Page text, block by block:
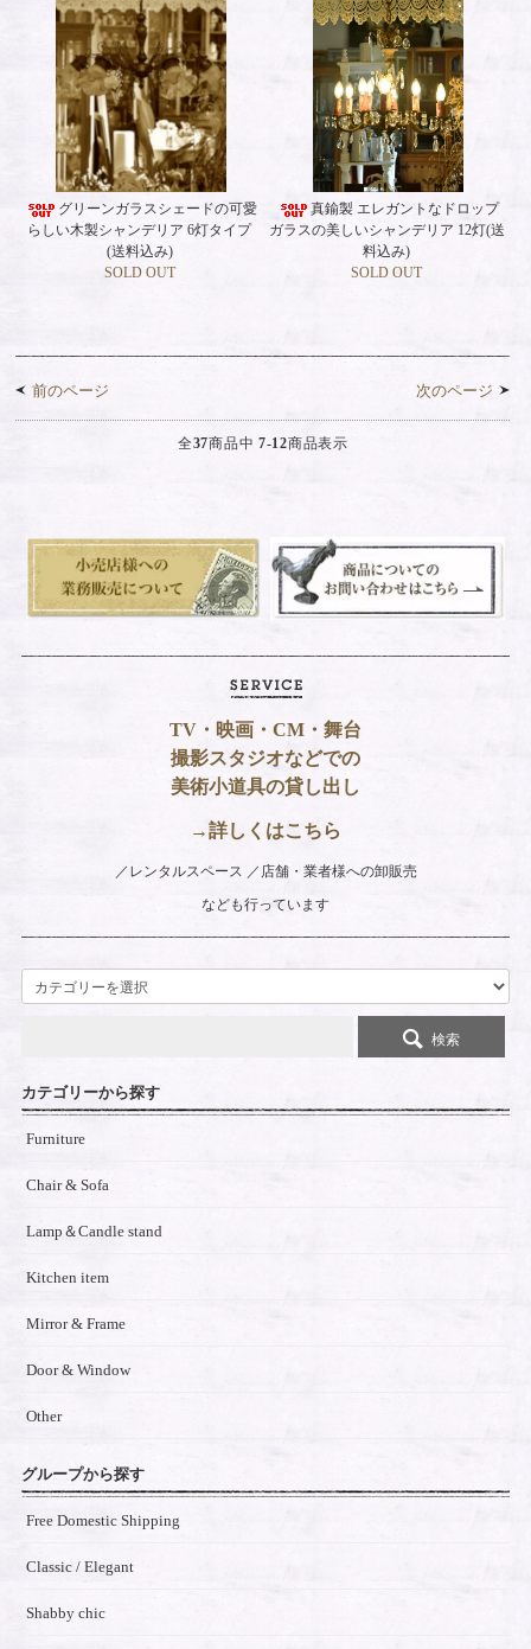
グリーンガラスシェードの可愛
らしい木製シャンデリア 6灯タイプ
(送料込み)
SOLD OUT
真鍮製 エレガントなドロップ
ガラスの美しいシャンデリア 12灯(送
料込み)
SOLD OUT
前のページ 次のページ
全37商品中 7-12商品表示
TV・映画・CM・舞台
撮影スタジオなどでの
美術小道具の貸し出し
→詳しくはこちら
レンタルスペース
店舗・業者様への卸販売
なども行っています
検索
カテゴリーから探す
Furniture
Chair & Sofa
Lamp＆Candle stand
Kitchen item
Mirror & Frame
Door & Window
Other
グループから探す
Free Domestic Shipping
Classic / Elegant
Shabby chic